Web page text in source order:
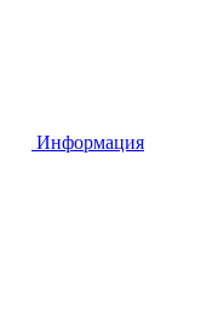
Информация